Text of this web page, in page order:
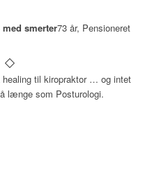
smerter73 år, Pensioneret
til kiropraktor … og intet
længe som Posturologi.